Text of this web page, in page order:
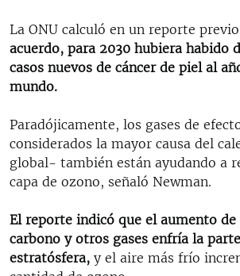
La ONU calculó en un reporte
acuerdo, para 2030 hubiera habido
casos nuevos de cáncer de piel al
mundo.
Paradójicamente, los gases de
considerados la mayor causa del
global- también están ayudando a
capa de ozono, señaló Newman.
El reporte indicó que el aumento
carbono y otros gases enfría la
estratósfera, y el aire más frío